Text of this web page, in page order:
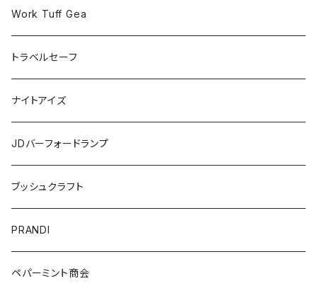
Work Tuff Gea
トラベルセーフ
ナイトアイズ
JDバーフォードランプ
ブッシュクラフト
PRANDI
ペパーミント商会